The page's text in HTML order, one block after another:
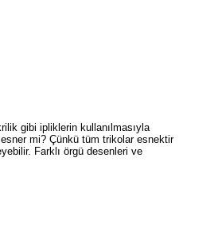
gibi ipliklerin kullanılmasıyla
mi? Çünkü tüm trikolar esnektir
Farklı örgü desenleri ve